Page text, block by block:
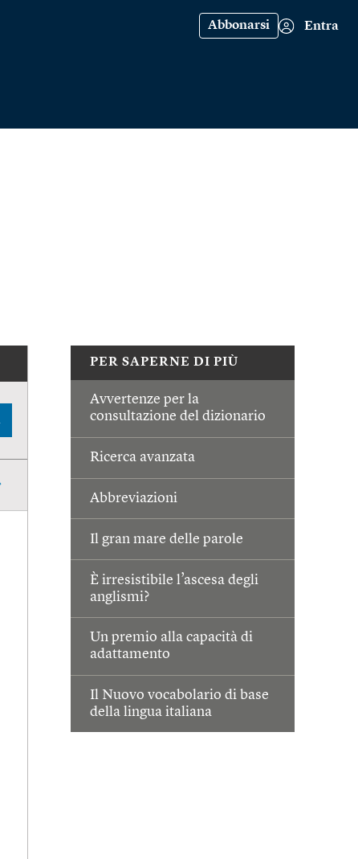
Abbonarsi Entra
PER SAPERNE DI PIÙ
Avvertenze per la
consultazione del dizionario
Ricerca avanzata
Abbreviazioni
Il gran mare delle parole
È irresistibile l’ascesa degli
anglismi?
Un premio alla capacità di
adattamento
Il Nuovo vocabolario di base
della lingua italiana